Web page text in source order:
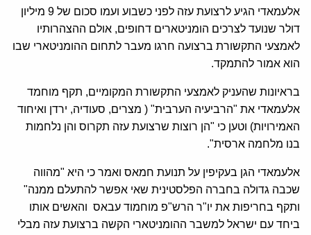
אלעמאדי הגיע לרצועת עזה לפני כשבוע ועמו סכום של 9 מיליון
דולר שנועד לצרכים הומניטארים דחופים, אולם ההצהרותיו
לאמצעי התקשורת ברצועה חרגו מעבר לתחום ההומניטארי שבו
הוא אמור להתמקד.
בראיונות שהעניק לאמצעי התקשורת המקומיים, תקף מוחמד
אלעמאדי את "הרביעיה הערבית" ( מצרים, סעודיה, ירדן ואיחוד
האמירויות) וטען כי "הן רוצות שרצועת עזה תקרוס והן נלחמות
בנו מלחמה ארסית".
אלעמאדי הגן בעקיפין על תנועת חמאס ואמר כי היא "מהווה
שכבה גדולה בחברה הפלסטינית שאי אפשר להתעלם ממנה"
ותקף בחריפות את יו"ר הרש"פ מוחמוד עבאס והאשים אותו
ביחד עם ישראל למשבר ההומניטארי הקשה ברצועת עזה מבלי